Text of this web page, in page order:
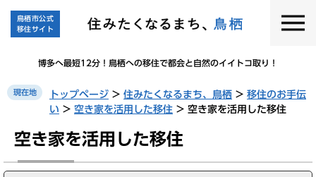
で
ば
へ
鳥栖市公式
移住サイト
博多へ最短12分！鳥栖への移住で都会と自然のイイトコ取り！
現在地 トップページ > 住みたくなるまち、鳥栖 > 移住のお手伝
い > 空き家を活用した移住 > 空き家を活用した移住
空き家を活用した移住